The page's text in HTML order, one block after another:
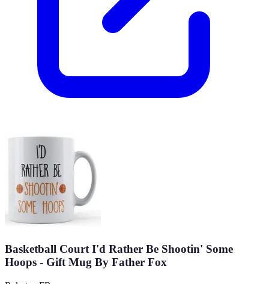
Basketball Court I'd Rather Be Shootin' Some
Hoops - Gift Mug By Father Fox